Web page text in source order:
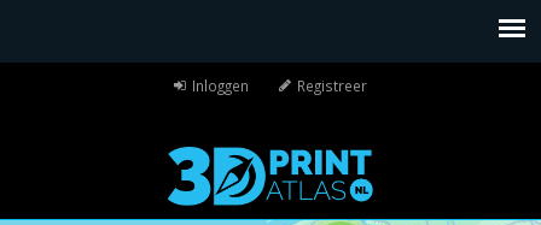
Inloggen Registreer